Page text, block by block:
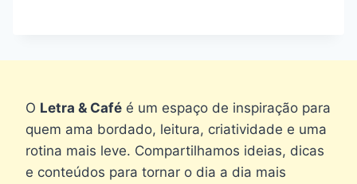
O Letra & Café é um espaço de inspiração para
quem ama bordado, leitura, criatividade e uma
rotina mais leve. Compartilhamos ideias, dicas
e conteúdos para tornar o dia a dia mais